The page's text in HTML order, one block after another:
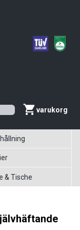
varukorg
& Tische